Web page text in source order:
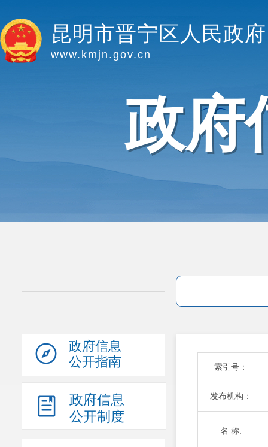
昆明市晋宁区人民政府
www.kmjn.gov.cn
政府
政府信息
公开指南
政府信息
公开制度
索引号：
发布机构：
名 称: